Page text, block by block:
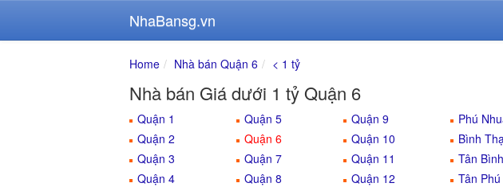
NhaBansg.vn
Home Nhà bán Quận 6 < 1 tỷ
Nhà bán Giá dưới 1 tỷ Quận 6
Quận 1
Quận 2
Quận 3
Quận 4
Quận 5
Quận 6
Quận 7
Quận 8
Quận 9
Quận 10
Quận 11
Quận 12
Phú
Bình
Tân Bình
Tân Phú